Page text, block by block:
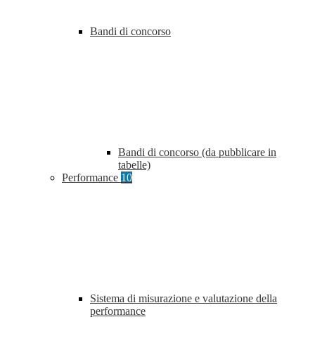
Bandi di concorso
Bandi di concorso (da pubblicare in
tabelle)
Performance 10
Sistema di misurazione e valutazione della
performance